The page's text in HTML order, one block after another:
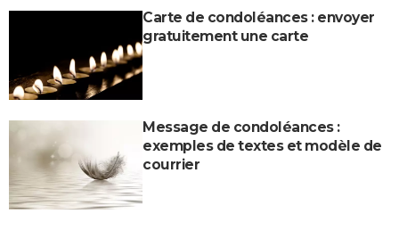
Carte de condoléances : envoyer
gratuitement une carte
Message de condoléances :
exemples de textes et modèle de
courrier